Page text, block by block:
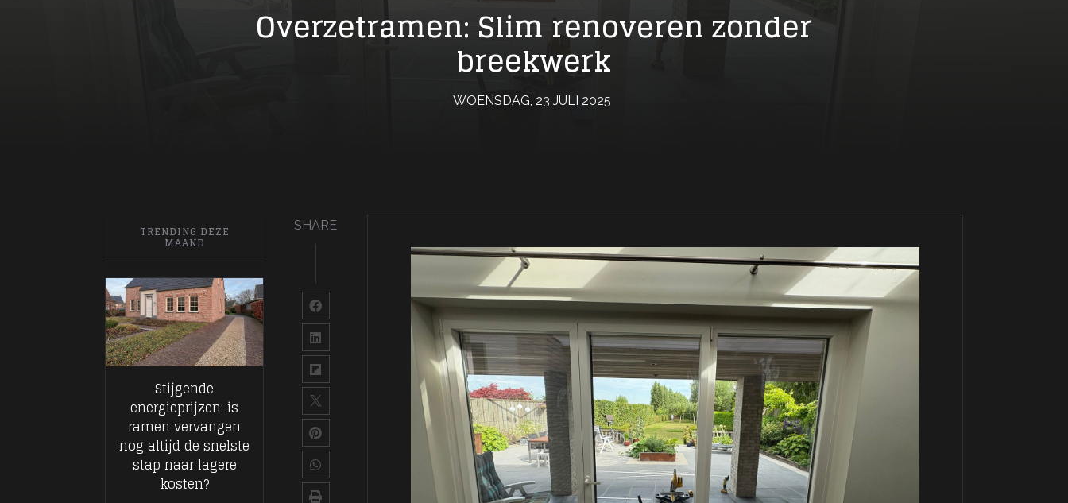
Overzetramen: Slim renoveren zonder
breekwerk
WOENSDAG, 23 JULI 2025
SHARE
TRENDING DEZE
MAAND
Stijgende
energieprijzen: is
ramen vervangen
nog altijd de snelste
stap naar lagere
kosten?